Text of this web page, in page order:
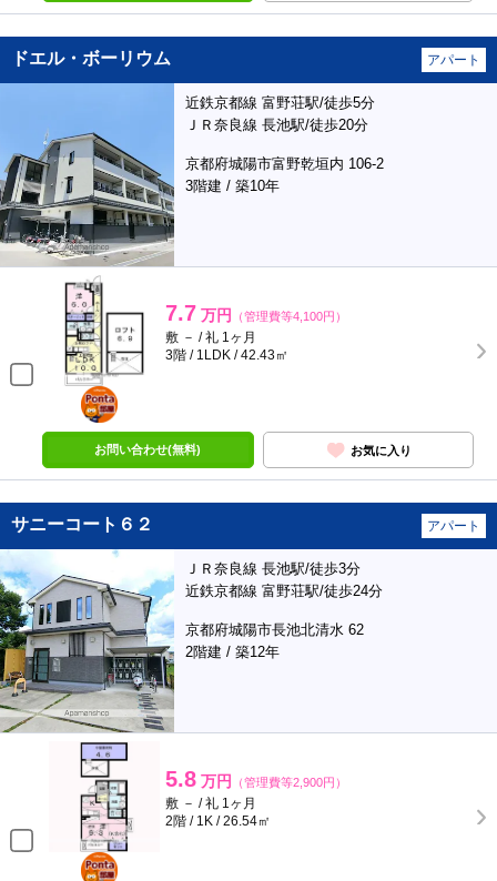
ドエル・ボーリウム アパート
近鉄京都線 富野荘駅/徒歩5分
ＪＲ奈良線 長池駅/徒歩20分
京都府城陽市富野乾垣内 106-2
3階建 / 築10年
7.7 万円 （管理費等4,100円）
敷 － / 礼 1ヶ月
3階 / 1LDK / 42.43㎡
ポンタ
部屋
お問い合わせ(無料) お気に入り
サニーコート６２ アパート
ＪＲ奈良線 長池駅/徒歩3分
近鉄京都線 富野荘駅/徒歩24分
京都府城陽市長池北清水 62
2階建 / 築12年
5.8 万円 （管理費等2,900円）
敷 － / 礼 1ヶ月
2階 / 1K / 26.54㎡
ポンタ
部屋